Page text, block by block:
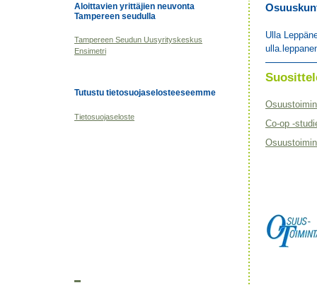
Aloittavien yrittäjien neuvonta
Tampereen seudulla
Tampereen Seudun Uusyrityskeskus
Ensimetri
Tutustu tietosuojaselosteeseemme
Tietosuojaseloste
Ulla
Co-op -